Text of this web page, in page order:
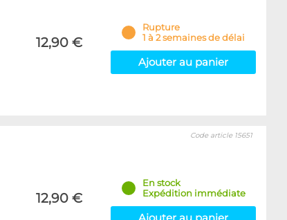
12,90 €
Rupture
1 à 2 semaines de délai
Ajouter au panier
12,90 €
Code article 15651
En stock
Expédition immédiate